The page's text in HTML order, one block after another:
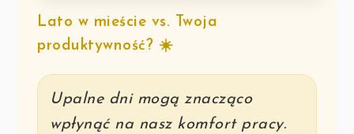
Lato w mieście vs. Twoja
produktywność? ☀️
Upalne dni mogą znacząco
wpłynąć na nasz komfort pracy.